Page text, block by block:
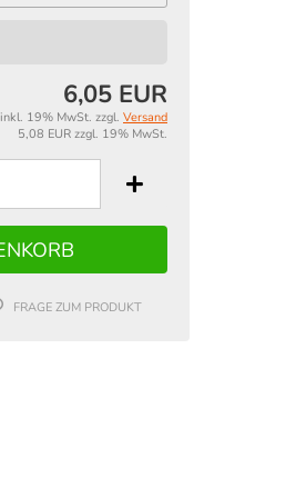
6,05 EUR
inkl. 19% MwSt. zzgl. Versand
5,08 EUR zzgl. 19% MwSt.
FRAGE ZUM PRODUKT